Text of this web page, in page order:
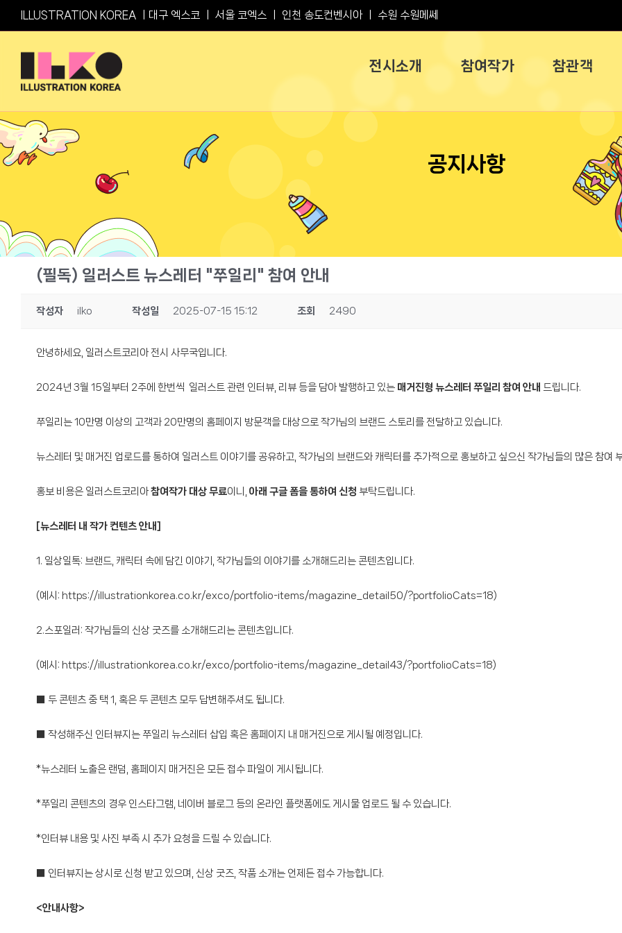
ILLUSTRATION KOREA ㅣ 대구 엑스코 서울 코엑스 인천 송도컨벤시아ㅣ 수원 수원메쎄
전시소개 참여작가 참관객
공지사항
(필독) 일러스트 뉴스레터 "쭈일리" 참여 안내
작성자 ilko 작성일 2025-07-15 15:12 조회 2490
안녕하세요, 일러스트코리아 전시 사무국입니다.
2024년 3월 15일부터 2주에 한번씩 일러스트 관련 인터뷰, 리뷰 등을 담아 발행하고 있는 매거진형 뉴스레터 쭈일리 참여 안내 드립니다.
쭈일리는 10만명 이상의 고객과 20만명의 홈페이지 방문객을 대상으로 작가님의 브랜드 스토리를 전달하고 있습니다.
뉴스레터 및 매거진 업로드를 통하여 일러스트 이야기를 공유하고, 작가님의 브랜드와 캐릭터를 추가적으로 홍보하고 싶으신 작가님들의 많은 참여
홍보 비용은 일러스트코리아참여작가 대상 무료이니, 아래 구글 폼을 통하여 신청 부탁드립니다.
[뉴스레터 내 작가 컨텐츠 안내]
1. 일상일톡: 브랜드, 캐릭터 속에 담긴 이야기, 작가님들의 이야기를 소개해드리는 콘텐츠입니다.
(예시: https://illustrationkorea.co.kr/exco/portfolio-items/magazine_detail50/?portfolioCats=18)
2.스포일러: 작가님들의 신상 굿즈를 소개해드리는 콘텐츠입니다.
(예시: https://illustrationkorea.co.kr/exco/portfolio-items/magazine_detail43/?portfolioCats=18)
■ 두 콘텐츠 중 택 1, 혹은 두 콘텐츠 모두 답변해주셔도 됩니다.
■ 작성해주신 인터뷰지는 쭈일리 뉴스레터 삽입 혹은 홈페이지 내 매거진으로 게시될 예정입니다.
*뉴스레터 노출은 랜덤, 홈페이지 매거진은 모든 접수 파일이 게시됩니다.
*쭈일리 콘텐츠의 경우 인스타그램, 네이버 블로그 등의 온라인 플랫폼에도 게시물 업로드 될 수 있습니다.
*인터뷰 내용 및 사진 부족 시 추가 요청을 드릴 수 있습니다.
■ 인터뷰지는 상시로 신청 받고 있으며, 신상 굿즈, 작품 소개는 언제든 접수 가능합니다.
<안내사항>